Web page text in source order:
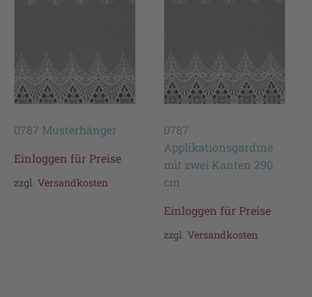
0787 Musterhänger
Einloggen für Preise
zzgl. Versandkosten
0787
Applikationsgardine
mit zwei Kanten 290
cm
Einloggen für Preise
zzgl.Versandkosten